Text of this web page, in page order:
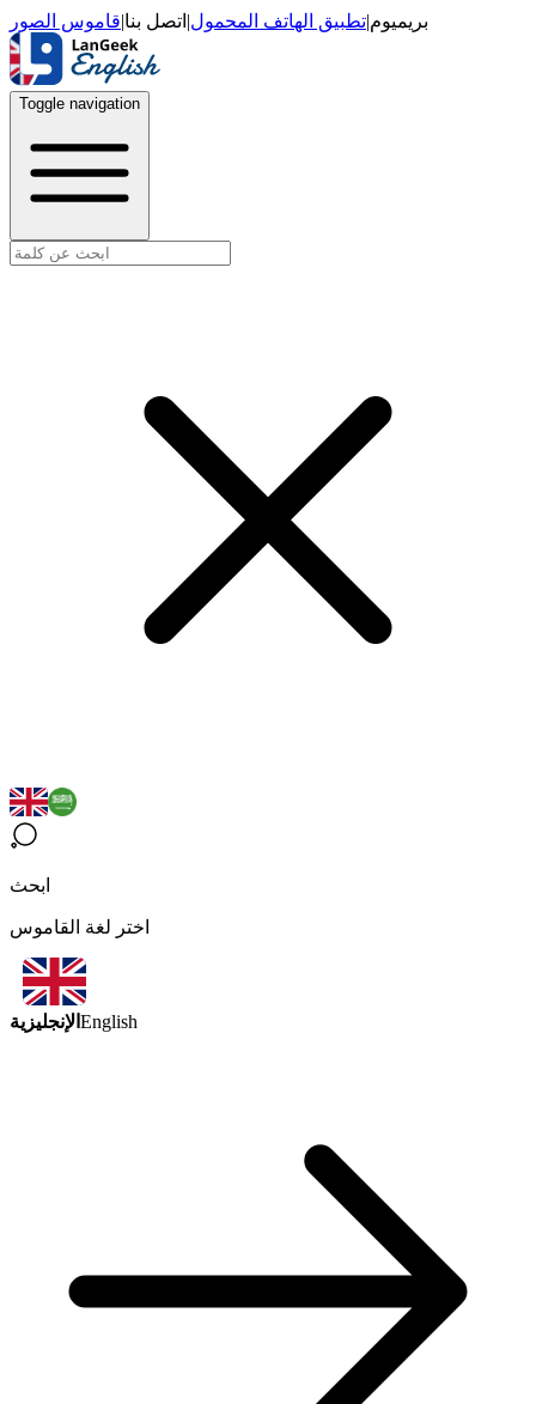
بريميوم|تطبيق الهاتف المحمول| اتصل بنا|قاموس الصور
Toggle navigation
ابحث
اختر لغة القاموس
الإنجليزية English